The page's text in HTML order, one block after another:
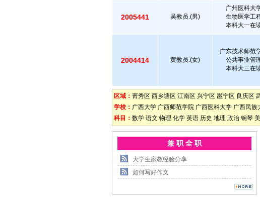
2005441 吴教员.(男)
广州医科大
生物医学工
本科大一在
2004414 黄教员.(女)
广东技术师范
公共事业管
本科大三在
区域： 靑秀区 西乡塘区 江南区 兴宁区 邕宁区 良庆区
学校： 广西大学 广西师范学院 广西医科大学 广西民族
科目： 数学 语文 物理 化学 英语 历史 地理 政治 钢琴
兼 职 全 职
大学生家教经验分享
如何写好作文